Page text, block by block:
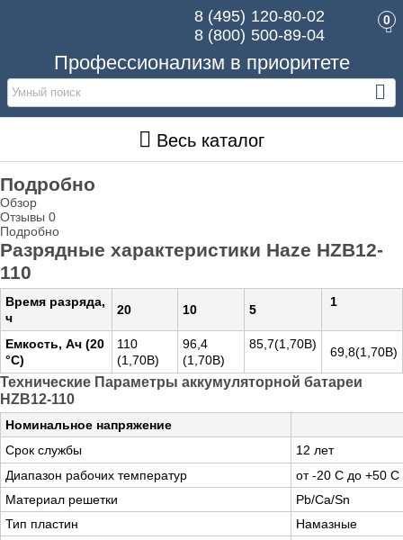
Профессионализм в приоритете
8 (495) 120-80-02
8 (800) 500-89-04
0
Весь каталог
Подробно
Обзор
Отзывы 0
Подробно
Разрядные характеристики Haze HZB12-
110
Время разряда,
ч
20 10 5
1
Емкость, Ач (20
°С)
110
(1,70В)
96,4
(1,70В)
85,7(1,70В)
69,8(1,70В)
Технические Параметры аккумуляторной батареи
HZB12-110
Номинальное напряжение
Срок службы
12 лет
Диапазон рабочих температур
от -20 C до +50 C
Материал решетки
Pb/Ca/Sn
Тип пластин
Намазные